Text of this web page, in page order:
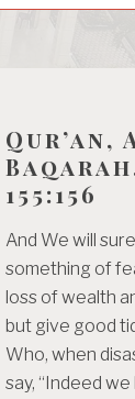
Qur’an,
155:156
And We will
something of
loss of wealth
but give good
Who, when
say, “Indeed